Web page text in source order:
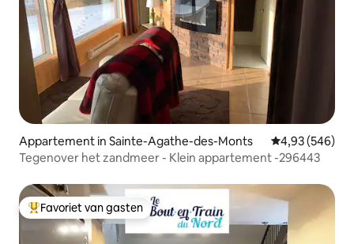
Appartement in Sainte-Agathe-des-Monts Gemiddelde
4,93 (546)
Tegenover het zandmeer - Klein appartement -296443
Topfavoriet van gasten
Favoriet van gasten